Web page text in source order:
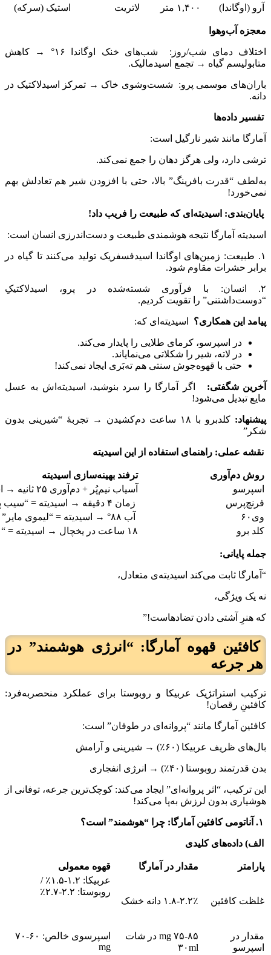
آرو (اوگاندا)
۱,۴۰۰ متر لاتریت استیک (سرکه)
معجزه آب‌وهوا
اختلاف دمای شب/روز: شب‌های خنک اوگاندا ۱۶° → کاهش
متابولیسم گیاه → تجمع اسیدمالیک.
باران‌های موسمی پرو: شست‌وشوی خاک → تمرکز اسیدلاکتیک در
دانه.
تفسیر داده‌ها
آمارگا مانند شیر نارگیل است:
ترشی دارد، ولی هرگز دهان را جمع نمی‌کند.
به‌لطف “قدرت بافرینگ” بالا، حتی با افزودن شیر هم تعادلش بهم
نمی‌خورد!
پایان‌بندی: اسیدیته‌ای که طبیعت را فریب داد!
اسیدیته آمارگا نتیجه هوشمندی طبیعت و دست‌اندرزی انسان است:
۱. طبیعت: زمین‌های اوگاندا اسیدفسفریک تولید می‌کنند تا گیاه در
برابر حشرات مقاوم شود.
۲. انسان: با فرآوری شسته‌شده در پرو، اسیدلاکتیکِ
“دوست‌داشتنی” را تقویت کردیم.
پیامد این همکاری؟ اسیدیته‌ای که:
در اسپرسو، کرمای طلایی را پایدار می‌کند.
در لاته، شیر را شکلاتی می‌نمایاند.
حتی با قهوه‌جوش سنتی هم ته‌بَری ایجاد نمی‌کند!
آخرین شگفتی:
اگر آمارگا را سرد بنوشید، اسیدیته‌اش به عسل
مایع تبدیل می‌شود!
پیشنهاد:
کلدبرو با ۱۸ ساعت دم‌کشیدن → تجربهٔ “شیرینی بدون
شکر”
نقشه عملی: راهنمای استفاده از این اسیدیته
روش دم‌آوری
ترفند بهینه‌سازی اسیدیته
اسپرسو
آسیاب نیم‌پُر + دم‌آوری ۲۵ ثانیه → اسیدیته = “جرقهٔ شکلات
فرنچ‌پرس
زمان ۴ دقیقه → اسیدیته = “سیب پخته
وی۶۰
آب ۸۸° → اسیدیته = “لیموی مایر”
کلد برو
۱۸ ساعت در یخچال → اسیدیته = “عسل
جمله پایانی:
“آمارگا ثابت می‌کند اسیدیته‌ی متعادل،
نه یک ویژگی،
که هنرِ آشتی دادن تضادهاست!”
کافئین قهوه آمارگا: “انرژی هوشمند” در
هر جرعه
ترکیب استراتژیک عربیکا و روبوستا برای عملکرد منحصربه‌فرد:
کافئینِ رقصان!
کافئین آمارگا مانند “پروانه‌ای در طوفان” است:
بال‌های ظریف عربیکا (۶۰٪) → شیرینی و آرامش
بدن قدرتمند روبوستا (۴۰٪) → انرژی انفجاری
این ترکیب، “اثر پروانه‌ای” ایجاد می‌کند: کوچک‌ترین جرعه، توفانی از
هوشیاری بدون لرزش به‌پا می‌کند!
الف) داده‌های کلیدی
پارامتر مقدار در آمارگا قهوه معمولی
غلظت کافئین ۱.۸-۲.۲٪ دانه خشک
عربیکا: ۱.۲-۱.۵٪ /
روبوستا: ۲.۲-۲.۷٪
مقدار در
اسپرسو
۷۵-۸۵ mg در شات
۳۰ml
اسپرسوی خالص: ۶۰-۷۰
mg